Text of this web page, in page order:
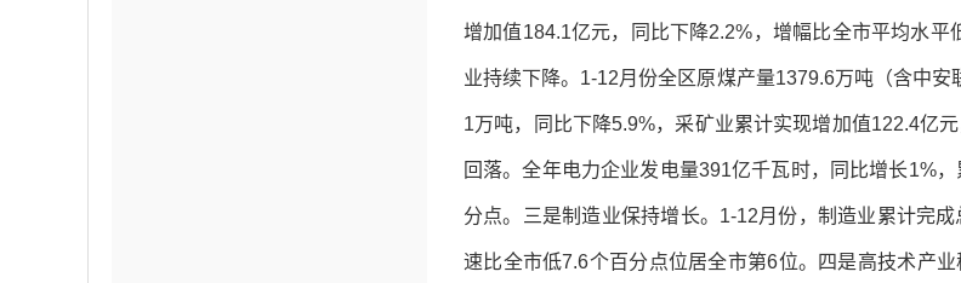
增加值184.1亿元，同比下降2.2%，增幅比全市平均水
业持续下降。1-12月份全区原煤产量1379.6万吨（含中
1万吨，同比下降5.9%，采矿业累计实现增加值122.4亿
回落。全年电力企业发电量391亿千瓦时，同比增长1%
分点。三是制造业保持增长。1-12月份，制造业累计完
速比全市低7.6个百分点位居全市第6位。四是高技术产